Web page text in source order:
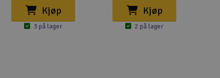
Kjøp
3 på lager
Kjøp
2 på lager